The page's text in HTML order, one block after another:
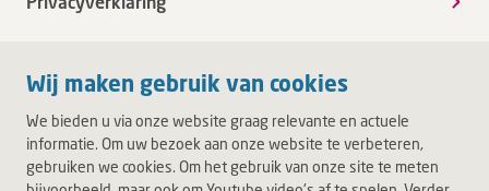
Wij maken gebruik van cookies
We bieden u via onze website graag relevante en actuele
informatie. Om uw bezoek aan onze website te verbeteren,
gebruiken we cookies. Om het gebruik van onze site te meten